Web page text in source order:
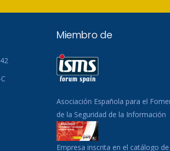
Miembro de
Asociación Española para el
de la Seguridad de la Información
Empresa inscrita en el catálogo de